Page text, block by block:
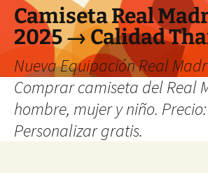
Camiseta Real
2025 → Calidad
Nueva Equipación Real
Comprar camiseta del Real
hombre, mujer y niño.
Personalizar gratis.